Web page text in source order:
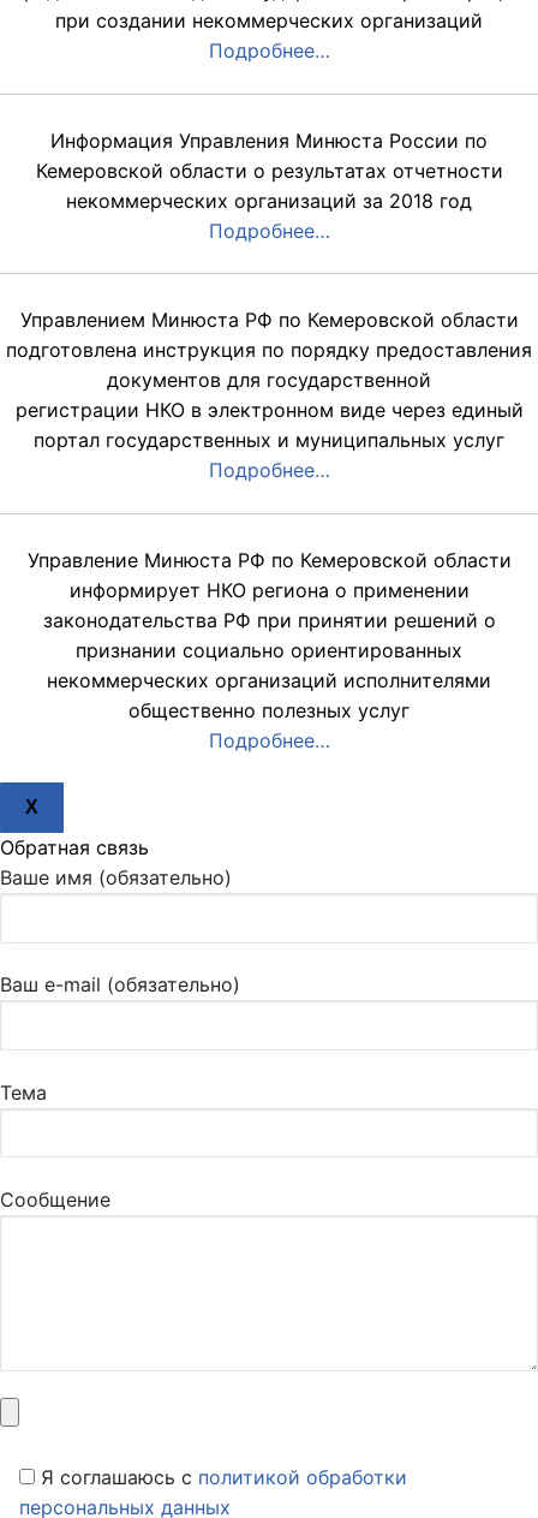
при создании некоммерческих организаций
Подробнее…
Информация Управления Минюста России по
Кемеровской области о результатах отчетности
некоммерческих организаций за 2018 год
Подробнее…
Управлением Минюста РФ по Кемеровской области
подготовлена инструкция по порядку предоставления
документов для государственной
регистрации НКО в электронном виде через единый
портал государственных и муниципальных услуг
Подробнее…
Управление Минюста РФ по Кемеровской области
информирует НКО региона о применении
законодательства РФ при принятии решений о
признании социально ориентированных
некоммерческих организаций исполнителями
общественно полезных услуг
Подробнее…
X
Обратная связь
Ваше имя (обязательно)
Ваш e-mail (обязательно)
Тема
Сообщение
Я соглашаюсь c политикой обработки
персональных данных